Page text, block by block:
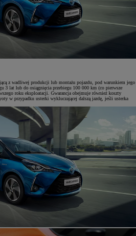
z wadliwej produkcji lub montażu pojazdu, pod warunkiem jego
3 lat lub do osiągnięcia przebiegu 100 000 km (co pierwsze
roku eksploatacji. Gwarancja obejmuje również koszty
w przypadku usterki wykluczającej dalszą jazdę, jeśli usterka